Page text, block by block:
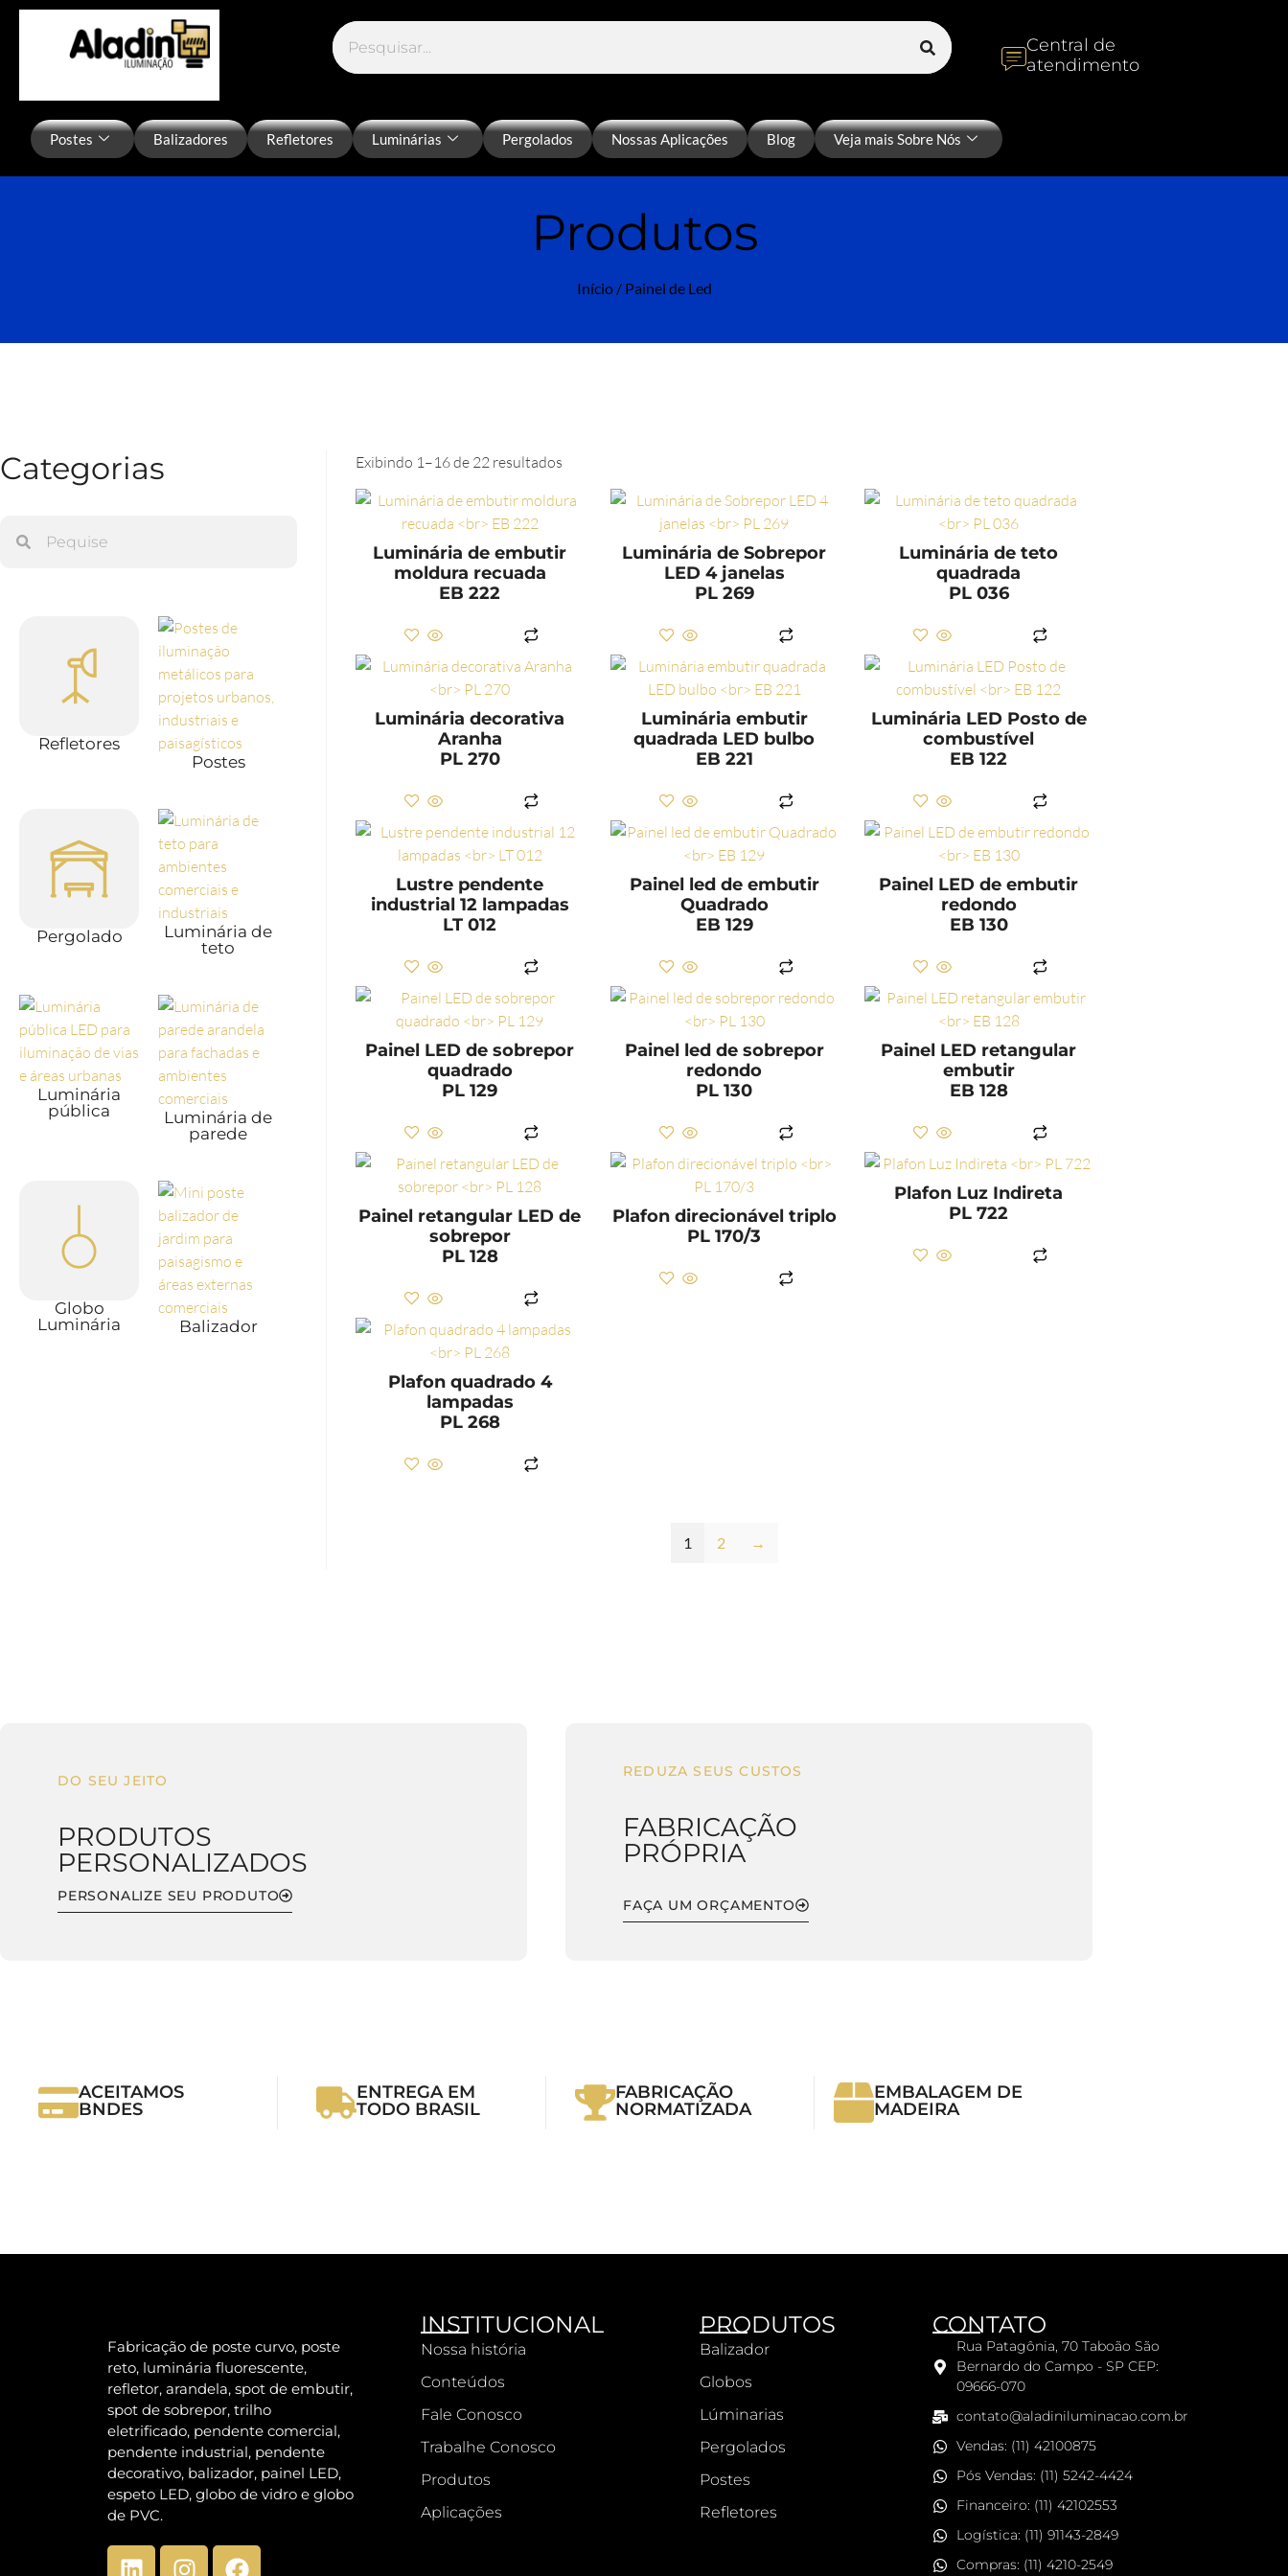
Central de
atendimento
Postes Balizadores Refletores Luminárias Pergolados Nossas Aplicações Blog Veja mais Sobre Nós
Produtos
Início/ Painel de Led​
Categorias
Refletores
Postes
Pergolado
Luminária de
teto
Luminária
pública
Luminária de
parede
Globo
Luminária
Balizador
Exibindo 1–16 de 22 resultados
Luminária de embutir
moldura recuada
EB 222
Luminária de Sobrepor
LED 4 janelas
PL 269
Luminária de teto
quadrada
PL 036
Luminária decorativa
Aranha
PL 270
Luminária embutir
quadrada LED bulbo
EB 221
Luminária LED Posto de
combustível
EB 122
Lustre pendente
industrial 12 lampadas
LT 012
Painel led de embutir
Quadrado
EB 129
Painel LED de embutir
redondo
EB 130
Painel LED de sobrepor
quadrado
PL 129
Painel led de sobrepor
redondo
PL 130
Painel LED retangular
embutir
EB 128
Painel retangular LED de
sobrepor
PL 128
Plafon direcionável triplo
PL 170/3
Plafon Luz Indireta
PL 722
Plafon quadrado 4
lampadas
PL 268
1 2 →
DO SEU JEITO
PRODUTOS
PERSONALIZADOS
PERSONALIZE SEU PRODUTO
REDUZA SEUS CUSTOS
FABRICAÇÃO
PRÓPRIA
FAÇA UM ORÇAMENTO
ACEITAMOS
BNDES
ENTREGA EM
TODO BRASIL
FABRICAÇÃO
NORMATIZADA
EMBALAGEM DE
MADEIRA
Fabricação de poste curvo, poste
reto, luminária fluorescente,
refletor, arandela, spot de embutir,
spot de sobrepor, trilho
eletrificado, pendente comercial,
pendente industrial, pendente
decorativo, balizador, painel LED,
espeto LED, globo de vidro e globo
de PVC.
INSTITUCIONAL
Nossa história
Conteúdos
Fale Conosco
Trabalhe Conosco
Produtos
Aplicações
PRODUTOS
Balizador
Globos
Lúminarias
Pergolados
Postes
Refletores
CONTATO
Rua Patagônia, 70 Taboão São
Bernardo do Campo - SP CEP:
09666-070
contato@aladiniluminacao.com.br
Vendas: (11) 42100875
Pós Vendas: (11) 5242-4424
Financeiro: (11) 42102553
Logística: (11) 91143-2849
Compras: (11) 4210-2549